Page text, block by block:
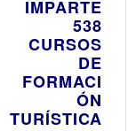
NA
IMPARTE
538
CURSOS
DE
FORMACI